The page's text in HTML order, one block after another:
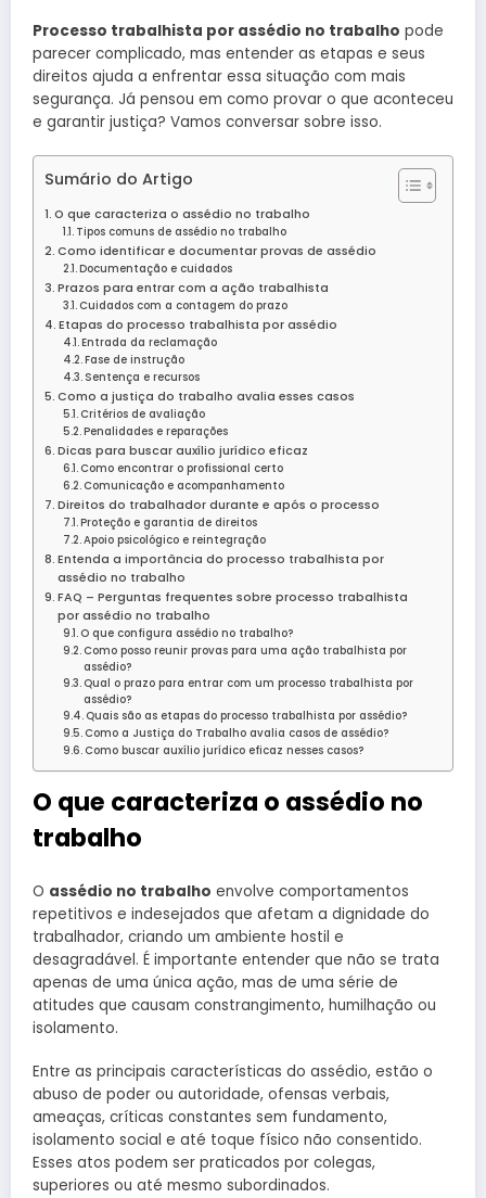
Processo trabalhista por assédio no trabalho pode
parecer complicado, mas entender as etapas e seus
direitos ajuda a enfrentar essa situação com mais
segurança. Já pensou em como provar o que aconteceu
e garantir justiça? Vamos conversar sobre isso.
Sumário do Artigo
O que caracteriza o assédio no trabalho
Tipos comuns de assédio no trabalho
Como identificar e documentar provas de assédio
Documentação e cuidados
Prazos para entrar com a ação trabalhista
Cuidados com a contagem do prazo
Etapas do processo trabalhista por assédio
Entrada da reclamação
Fase de instrução
Sentença e recursos
Como a justiça do trabalho avalia esses casos
Critérios de avaliação
Penalidades e reparações
Dicas para buscar auxílio jurídico eficaz
Como encontrar o profissional certo
Comunicação e acompanhamento
Direitos do trabalhador durante e após o processo
Proteção e garantia de direitos
Apoio psicológico e reintegração
Entenda a importância do processo trabalhista por
assédio no trabalho
FAQ – Perguntas frequentes sobre processo trabalhista
por assédio no trabalho
O que configura assédio no trabalho?
Como posso reunir provas para uma ação trabalhista por
assédio?
Qual o prazo para entrar com um processo trabalhista por
assédio?
Quais são as etapas do processo trabalhista por assédio?
Como a Justiça do Trabalho avalia casos de assédio?
Como buscar auxílio jurídico eficaz nesses casos?
O que caracteriza o assédio no
trabalho
O assédio no trabalho envolve comportamentos
repetitivos e indesejados que afetam a dignidade do
trabalhador, criando um ambiente hostil e
desagradável. É importante entender que não se trata
apenas de uma única ação, mas de uma série de
atitudes que causam constrangimento, humilhação ou
isolamento.
Entre as principais características do assédio, estão o
abuso de poder ou autoridade, ofensas verbais,
ameaças, críticas constantes sem fundamento,
isolamento social e até toque físico não consentido.
Esses atos podem ser praticados por colegas,
superiores ou até mesmo subordinados.